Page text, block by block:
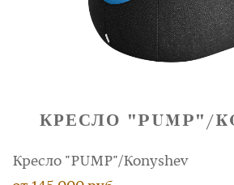
КРЕСЛО "PUMP"/
Кресло "PUMP"/Konyshev